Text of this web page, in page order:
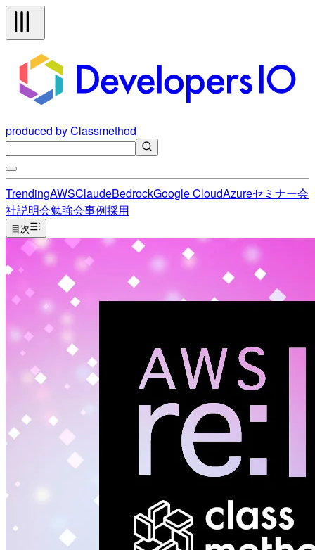
produced by Classmethod
TrendingAWSClaudeBedrockGoogle CloudAzureセミナー会
社説明会勉強会事例採用
目次